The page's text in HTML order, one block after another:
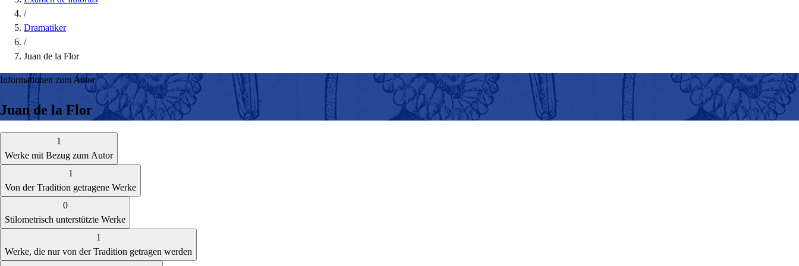
/
Dramatiker
/
Juan de la Flor
Informationen zum Autor
Juan de la Flor
1
Werke mit Bezug zum Autor
1
Von der Tradition getragene Werke
0
Stilometrisch unterstützte Werke
1
Werke, die nur von der Tradition getragen werden